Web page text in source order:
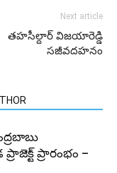
Next article
తహసీల్దార్ విజయారెడ్డి
సజీవదహనం
ప్రారంభం –